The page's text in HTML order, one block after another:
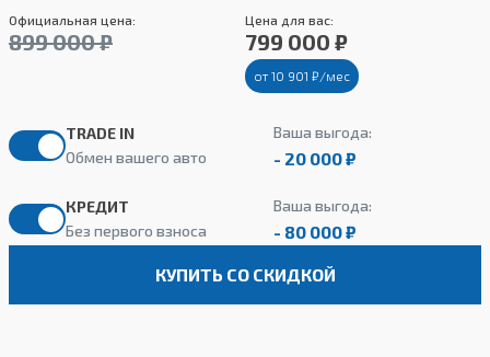
Официальная цена:
899 000 ₽
Цена для вас:
799 000 ₽
от 10 901 ₽/мес
TRADE IN
Обмен вашего авто
Ваша выгода:
- 20 000 ₽
КРЕДИТ
Без первого взноса
Ваша выгода:
- 80 000 ₽
КУПИТЬ СО СКИДКОЙ